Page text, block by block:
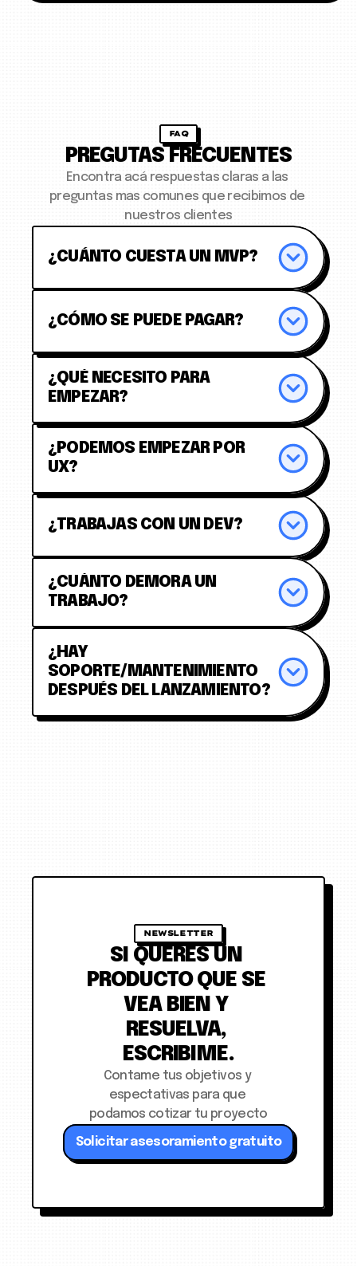
FAQ
PREGUTAS FRECUENTES
Encontra acá respuestas claras a las
preguntas mas comunes que recibimos de
nuestros clientes
¿TRABAJAS CON UN DEV?
¿PODEMOS EMPEZAR POR
UX?
¿QUÉ NECESITO PARA
EMPEZAR?
¿CUÁNTO DEMORA UN
TRABAJO?
¿CUÁNTO CUESTA UN MVP?
¿CÓMO SE PUEDE PAGAR?
¿HAY
SOPORTE/MANTENIMIENTO
DESPUÉS DEL LANZAMIENTO?
NEWSLETTER
SI QUERÉS UN
PRODUCTO QUE SE
VEA BIEN Y
RESUELVA,
ESCRIBIME.
Contame tus objetivos y
espectativas para que
podamos cotizar tu proyecto
Solicitar asesoramiento gratuito